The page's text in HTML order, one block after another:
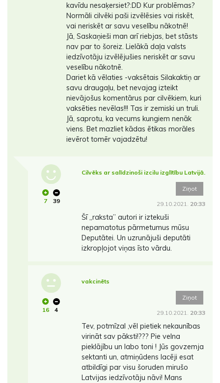
kavīdu nesaķersiet?:DD Kur problēmas?
Normāli cilvēki paši izvēlēsies vai riskēt,
vai neriskēt ar savu veselību nākotnē!
Jā, Saskaņieši man arī riebjas, bet stāsts
nav par to šoreiz. Lielākā daļa valsts
iedzīvotāju izvēlējušies neriskēt ar savu
veselību nākotnē.
Dariet kā vēlaties -vaksētais Silakaktiņ ar
savu draugaļu, bet nevajag izteikt
nievājošus komentārus par cilvēkiem, kuri
vaksēties nevēlas!!! Tas ir zemiski un truli.
Jā, saprotu, ka vecums kungiem nenāk
viens. Bet mazliet kādas ētikas morāles
ievērot tomēr vajadzētu!
7 39
Cilvēks ar salīdzinoši izcilu izglītību Latvijā.
Ziņot
29.10.2021. 20:33
Šī ,,raksta” autori ir iztekuši
nepamatotus pārmetumus mūsu
Deputātei. Un uzrunājuši deputāti
izkropļojot viņas īsto vārdu.
16 4
vakcinēts
Ziņot
29.10.2021. 20:33
Tev, potmīzal ,vēl pietiek nekaunības
virināt sav pāksti!??? Pie velna
pieklājību un labo toni ! Jūs govzemja
sektanti un, atmiņūdens lacēji esat
atbildīgi par visu šoruden mirušo
Latvijas iedzīvotāju nāvi! Mans